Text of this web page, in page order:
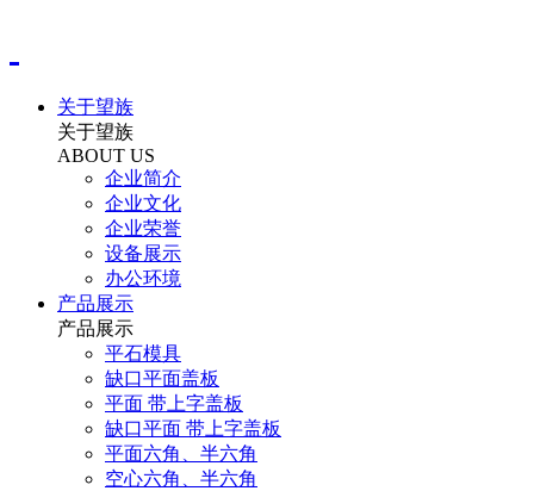
关于望族
关于望族
ABOUT US
企业简介
企业文化
企业荣誉
设备展示
办公环境
产品展示
产品展示
平石模具
缺口平面盖板
平面 带上字盖板
缺口平面 带上字盖板
平面六角、半六角
空心六角、半六角